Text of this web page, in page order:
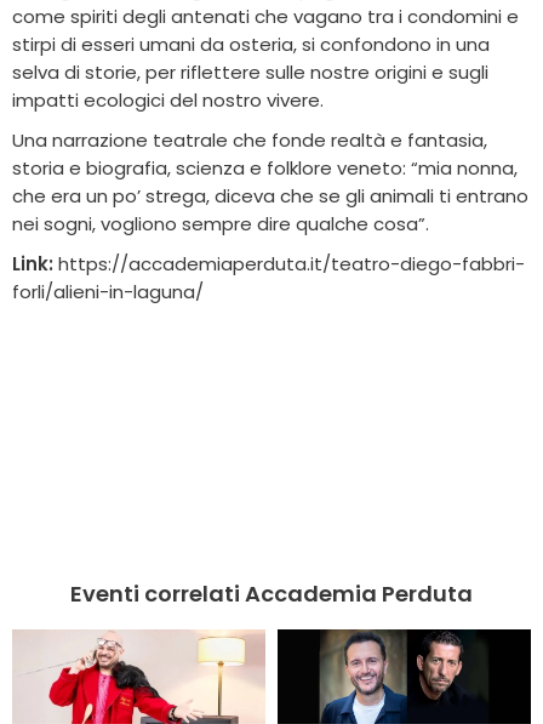
come spiriti degli antenati che vagano tra i condomini e
stirpi di esseri umani da osteria, si confondono in una
selva di storie, per riflettere sulle nostre origini e sugli
impatti ecologici del nostro vivere.
Una narrazione teatrale che fonde realtà e fantasia,
storia e biografia, scienza e folklore veneto: “mia nonna,
che era un po’ strega, diceva che se gli animali ti entrano
nei sogni, vogliono sempre dire qualche cosa”.
Link: https://accademiaperduta.it/teatro-diego-fabbri-
forli/alieni-in-laguna/
Eventi correlati Accademia Perduta